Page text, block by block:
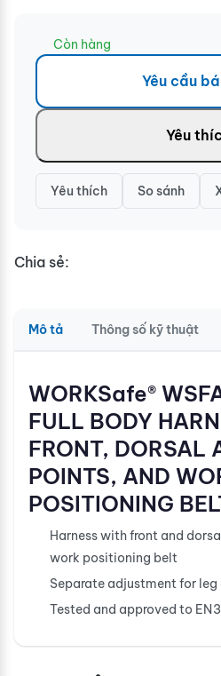
Còn hàng
Yêu cầu
Yêu
Yêu thích So sánh
Chia sẻ:
Mô tả Thông số kỹ thuật
WORKSafe®
FULL BODY
FRONT, DORSAL
POINTS, AND
POSITIONING
Harness with front and
work positioning belt
Separate adjustment for leg
Tested and approved to